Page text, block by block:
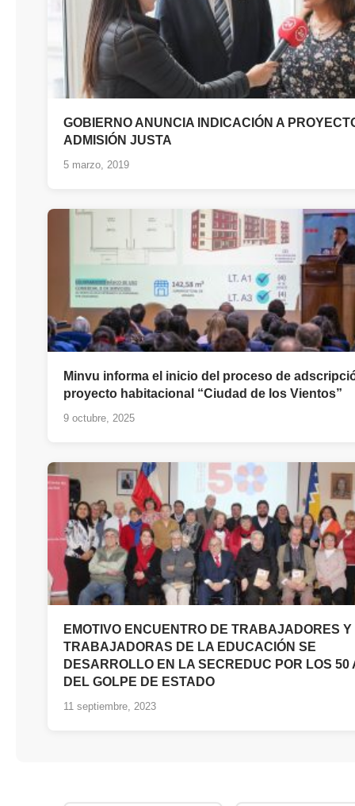
GOBIERNO ANUNCIA INDICACIÓN A
ADMISIÓN JUSTA
5 marzo, 2019
Minvu informa el inicio del proceso de
proyecto habitacional “Ciudad de los Vientos”
9 octubre, 2025
EMOTIVO ENCUENTRO DE TRABAJADORES Y
TRABAJADORAS DE LA EDUCACIÓN SE
DESARROLLO EN LA SECREDUC POR LOS 50
DEL GOLPE DE ESTADO
11 septiembre, 2023